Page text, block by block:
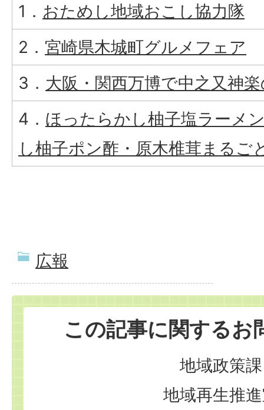
1． おためし地域おこし協力隊
2． 宮崎県木城町グルメフェア
3． 大阪・関西万博で中之又神
4． ほったらかし柚子塩ラーメ
し柚子ポン酢・原木椎茸まるご
広報
この記事に関するお
地域政策課
地域再生推